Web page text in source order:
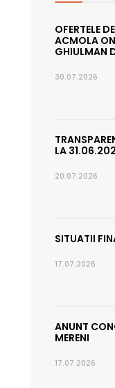
OFERTELE
ACMOLA
GHIULMAN
30.07.2026
LA
20.07.2026
SITUATII
17.07.2026
ANUNT
MERENI
17.07.2026